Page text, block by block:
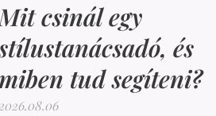
csinál egy
és
tud segíteni?
2026.08.06